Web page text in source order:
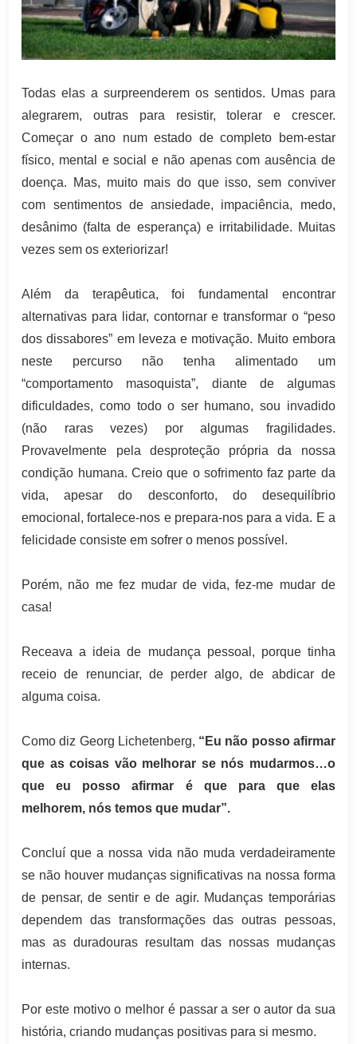
Todas elas a surpreenderem os sentidos. Umas para
alegrarem, outras para resistir, tolerar e crescer.
Começar o ano num estado de completo bem-estar
físico, mental e social e não apenas com ausência de
doença. Mas, muito mais do que isso, sem conviver
com sentimentos de ansiedade, impaciência, medo,
desânimo (falta de esperança) e irritabilidade. Muitas
vezes sem os exteriorizar!
Além da terapêutica, foi fundamental encontrar
alternativas para lidar, contornar e transformar o “peso
dos dissabores” em leveza e motivação. Muito embora
neste percurso não tenha alimentado um
“comportamento masoquista”, diante de algumas
dificuldades, como todo o ser humano, sou invadido
(não raras vezes) por algumas fragilidades.
Provavelmente pela desproteção própria da nossa
condição humana. Creio que o sofrimento faz parte da
vida, apesar do desconforto, do desequilíbrio
emocional, fortalece-nos e prepara-nos para a vida. E a
felicidade consiste em sofrer o menos possível.
Porém, não me fez mudar de vida, fez-me mudar de
casa!
Receava a ideia de mudança pessoal, porque tinha
receio de renunciar, de perder algo, de abdicar de
alguma coisa.
Como diz Georg Lichetenberg, “Eu não posso afirmar
que as coisas vão melhorar se nós mudarmos…o
que eu posso afirmar é que para que elas
melhorem, nós temos que mudar”.
Concluí que a nossa vida não muda verdadeiramente
se não houver mudanças significativas na nossa forma
de pensar, de sentir e de agir. Mudanças temporárias
dependem das transformações das outras pessoas,
mas as duradouras resultam das nossas mudanças
internas.
Por este motivo o melhor é passar a ser o autor da sua
história, criando mudanças positivas para si mesmo.